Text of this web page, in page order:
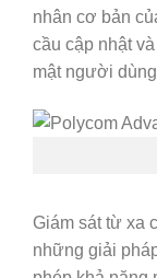
nhân cơ bản
cầu cập nhật
mật người dùng
Giám sát từ xa
những giải